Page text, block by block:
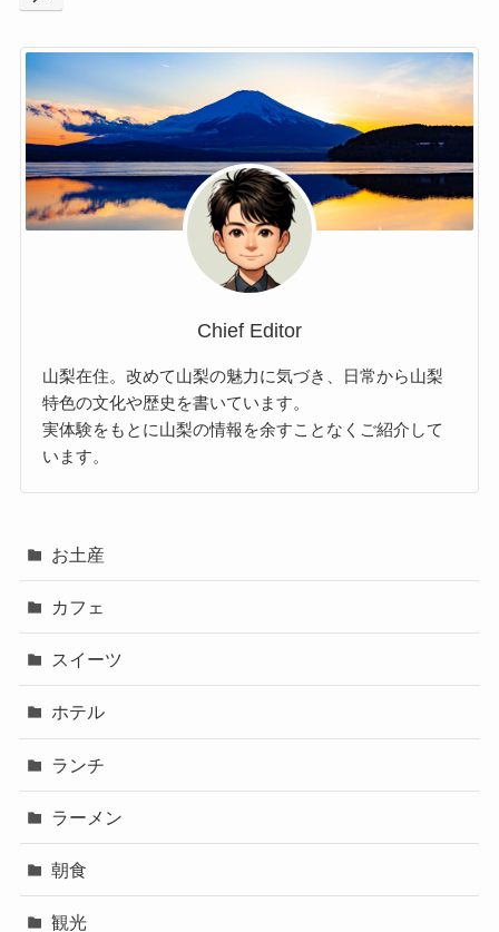
Chief Editor
山梨在住。改めて山梨の魅力に気づき、日常から山梨
特色の文化や歴史を書いています。
実体験をもとに山梨の情報を余すことなくご紹介して
います。
お土産
カフェ
スイーツ
ホテル
ランチ
ラーメン
朝食
観光